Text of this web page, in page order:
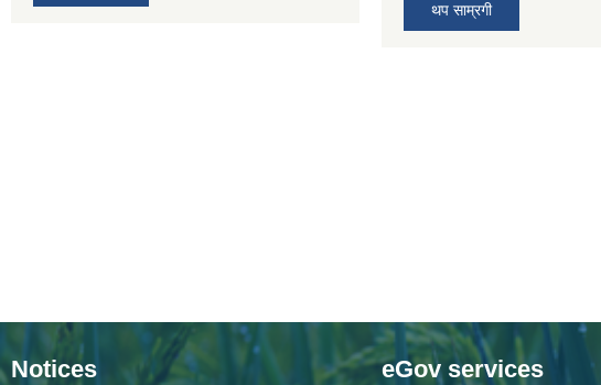
थप साम्रगी
Notices eGov services